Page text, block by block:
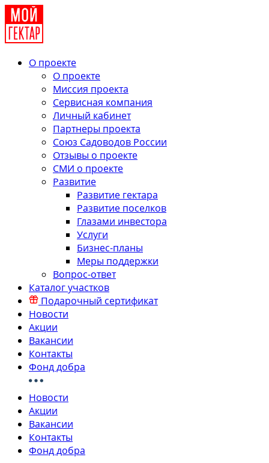
О проекте
О проекте
Миссия проекта
Сервисная компания
Личный кабинет
Партнеры проекта
Союз Садоводов России
Отзывы о проекте
СМИ о проекте
Развитие
Развитие гектара
Развитие поселков
Глазами инвестора
Услуги
Бизнес-планы
Меры поддержки
Вопрос-ответ
Каталог участков
Подарочный сертификат
Новости
Акции
Вакансии
Контакты
Фонд добра
Новости
Акции
Вакансии
Контакты
Фонд добра